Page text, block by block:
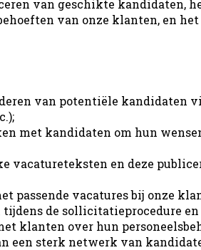
van geschikte kandidaten,
van onze klanten, en
van potentiële kandidaten
met kandidaten om hun
vacatureteksten en deze
passende vacatures bij onze
de sollicitatieprocedure
klanten over hun
een sterk netwerk van